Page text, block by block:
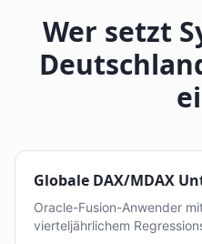
Wer setzt
Globale DAX/MDAX
Oracle-Fusion-Anwender
vierteljährlichem